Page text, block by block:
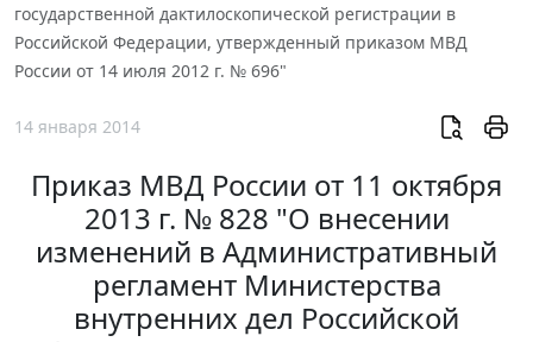
государственной дактилоскопической регистрации в
Российской Федерации, утвержденный приказом МВД
России от 14 июля 2012 г. № 696"
14 января 2014
Приказ МВД России от 11 октября
2013 г. № 828 "О внесении
изменений в Административный
регламент Министерства
внутренних дел Российской